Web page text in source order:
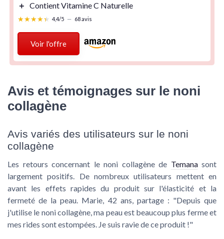
＋ ContientVitamine C Naturelle
★★★★★
★★★★★ 4,4/5 — 68 avis
Voir l'offre
Avis et témoignages sur le noni
collagène
Avis variés des utilisateurs sur le noni
collagène
Les retours concernant le noni collagènede Temanasont
largement positifs. De nombreux utilisateurs mettent en
avant les effets rapides du produit sur l'élasticité et la
fermeté de lapeau. Marie, 42 ans, partage : "Depuis que
j'utilise le noni collagène, ma peauest beaucoup plus fermeet
mes rides sont estompées. Je suis ravie de ceproduit !"